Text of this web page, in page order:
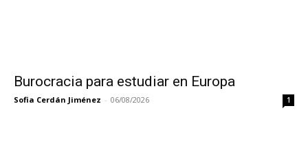
Burocracia para estudiar en Europa
Sofia Cerdán Jiménez - 06/08/2026 1